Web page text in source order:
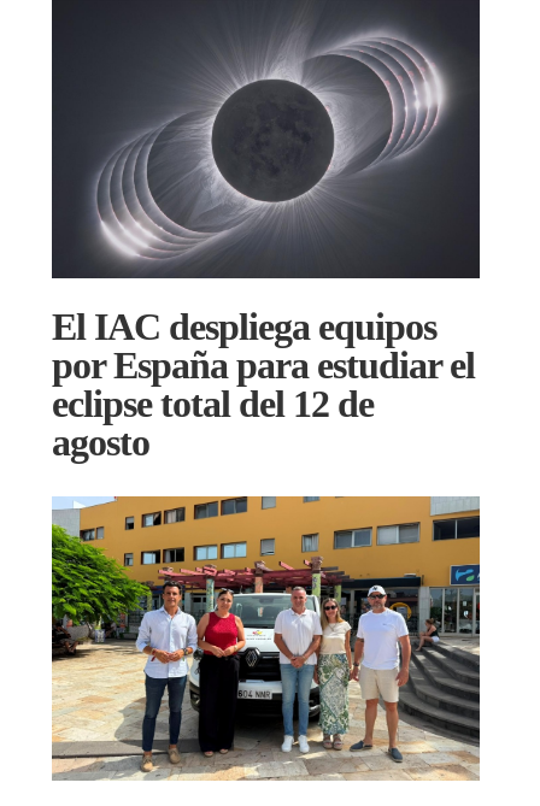
El IAC despliega equipos
por España para estudiar el
eclipse total del 12 de
agosto